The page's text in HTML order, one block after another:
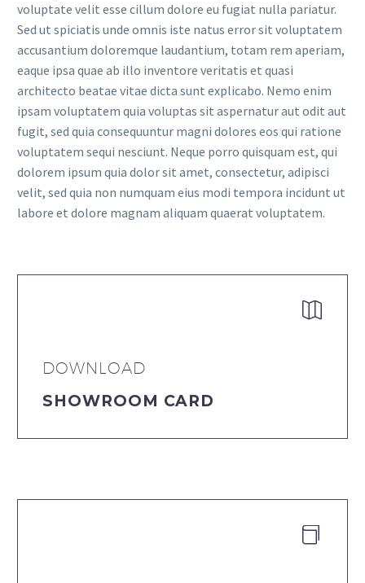
voluptate velit esse cillum dolore eu fugiat nulla pariatur.
Sed ut spiciatis unde omnis iste natus error sit voluptatem
accusantium doloremque laudantium, totam rem aperiam,
eaque ipsa quae ab illo inventore veritatis et quasi
architecto beatae vitae dicta sunt explicabo. Nemo enim
ipsam voluptatem quia voluptas sit aspernatur aut odit aut
fugit, sed quia consequuntur magni dolores eos qui ratione
voluptatem sequi nesciunt. Neque porro quisquam est, qui
dolorem ipsum quia dolor sit amet, consectetur, adipisci
velit, sed quia non numquam eius modi tempora incidunt ut
labore et dolore magnam aliquam quaerat voluptatem.


DOWNLOAD
SHOWROOM CARD

